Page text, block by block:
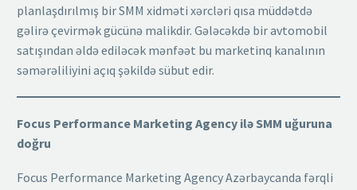
planlaşdırılmış bir SMM xidməti xərcləri qısa müddətdə
gəlirə çevirmək gücünə malikdir. Gələcəkdə bir avtomobil
satışından əldə ediləcək mənfəət bu marketinq kanalının
səmərəliliyini açıq şəkildə sübut edir.
Focus Performance Marketing Agency ilə SMM uğuruna
doğru
Focus Performance Marketing Agency Azərbaycanda fərqli